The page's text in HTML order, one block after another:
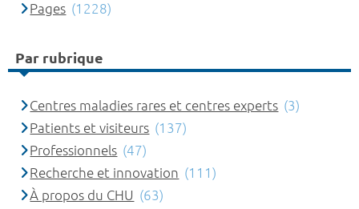
Pages (1228)
Par rubrique
Centres maladies rares et centres experts (3)
Patients et visiteurs (137)
Professionnels (47)
Recherche et innovation (111)
À propos du CHU (63)